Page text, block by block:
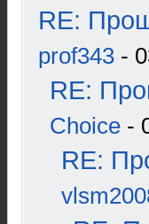
RE:
prof343 -
RE:
Choice -
RE: